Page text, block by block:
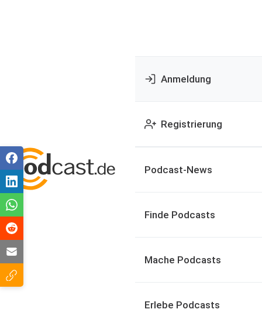
Anmeldung
Registrierung
Podcast-News
Finde Podcasts
Mache Podcasts
Erlebe Podcasts